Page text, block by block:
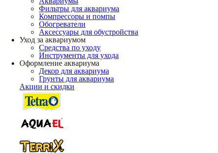
Фильтры для аквариума
Компрессоры и помпы
Обогреватели
Аксессуары для обустройства
Уход за аквариумом
Средства по уходу
Инструменты для ухода
Оформление аквариума
Декор для аквариума
Грунты для аквариума
Акции и скидки